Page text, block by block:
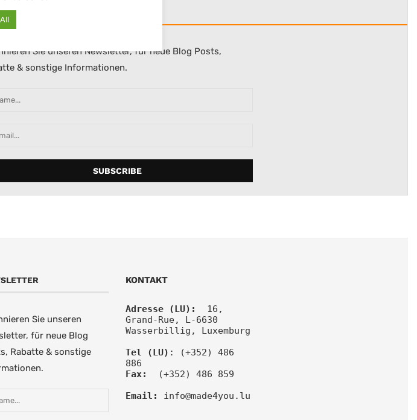
Sie unseren Newsletter, für neue Blog Posts,
& sonstige Informationen.
Sie unseren
für neue Blog
Rabatte & sonstige
KONTAKT
Adresse (LU):
16,
Grand-Rue, L-6630
Wasserbillig, Luxemburg
Tel
(LU) : (+352) 486
886
Fax:
(+352) 486 859
Email:
info@made4you.lu